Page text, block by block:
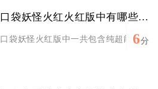
口袋妖怪火红火红版中有哪些超能系口袋妖怪
口袋妖怪火红版中一共包含纯超能系以
6分